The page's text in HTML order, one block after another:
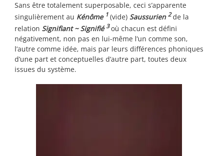
Sans être totalement superposable, ceci s’apparente
singulièrement au Kénôme 1 (vide) Saussurien 2 de la
relation Signifiant ~ Signifié 3 où chacun est défini
négativement, non pas en lui-même l’un comme son,
l’autre comme idée, mais par leurs différences phoniques
d’une part et conceptuelles d’autre part, toutes deux
issues du système.